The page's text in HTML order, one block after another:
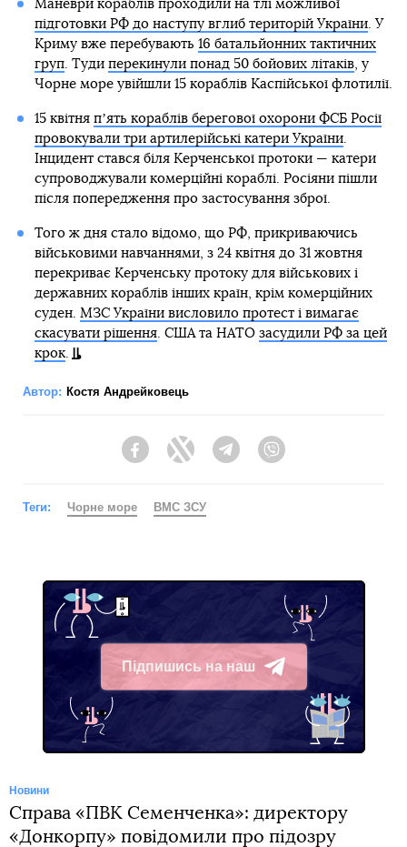
Маневри кораблів проходили на тлі можливої
підготовки РФ до наступу вглиб територій України. У
Криму вже перебувають 16 батальйонних тактичних
груп. Туди перекинули понад 50 бойових літаків, у
Чорне море увійшли 15 кораблів Каспійської флотилії.
15 квітня пʼять кораблів берегової охорони ФСБ Росії
провокували три артилерійські катери України.
Інцидент стався біля Керченської протоки — катери
супроводжували комерційні кораблі. Росіяни пішли
після попередження про застосування зброї.
Того ж дня стало відомо, що РФ, прикриваючись
військовими навчаннями, з 24 квітня до 31 жовтня
перекриває Керченську протоку для військових і
державних кораблів інших країн, крім комерційних
суден. МЗС України висловило протест і вимагає
скасувати рішення. США та НАТО засудили РФ за цей
крок.
Автор: Костя Андрейковець
FacebookTwitter Telegram
Теги: Чорне море ВМС ЗСУ
Підпишись на наш
Telegram
Новини
Справа «ПВК Семенченка»: директору
«Донкорпу» повідомили про підозру